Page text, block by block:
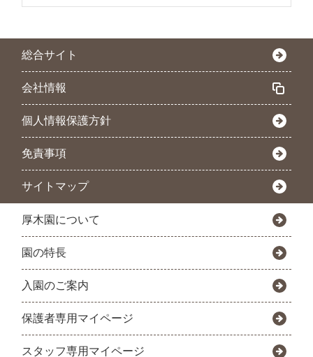
総合サイト
会社情報
個人情報保護方針
免責事項
サイトマップ
厚木園について
園の特長
入園のご案内
保護者専用マイページ
スタッフ専用マイページ